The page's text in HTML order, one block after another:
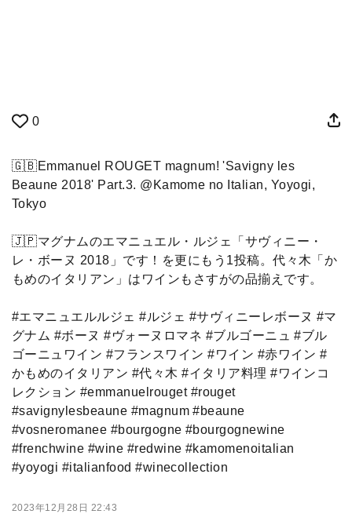
0
🇬🇧Emmanuel ROUGET magnum! 'Savigny les
Beaune 2018' Part.3. @Kamome no Italian, Yoyogi,
Tokyo
🇯🇵マグナムのエマニュエル・ルジェ「サヴィニー・
レ・ボーヌ 2018」です！を更にもう1投稿。代々木「か
もめのイタリアン」はワインもさすがの品揃えです。
#エマニュエルルジェ #ルジェ #サヴィニーレボーヌ #マ
グナム #ボーヌ #ヴォーヌロマネ #ブルゴーニュ #ブル
ゴーニュワイン #フランスワイン #ワイン #赤ワイン #
かもめのイタリアン #代々木 #イタリア料理 #ワインコ
レクション #emmanuelrouget #rouget
#savignylesbeaune #magnum #beaune
#vosneromanee #bourgogne #bourgognewine
#frenchwine #wine #redwine #kamomenoitalian
#yoyogi #italianfood #winecollection
2023年12月28日 22:43